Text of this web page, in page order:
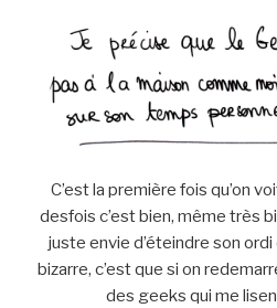
C’est la première fois qu’on
desfois c’est bien, même très
juste envie d’éteindre son
bizarre, c’est que si on
des geeks qui me